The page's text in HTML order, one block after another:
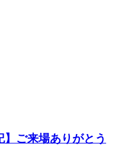
】ご来場ありがとう